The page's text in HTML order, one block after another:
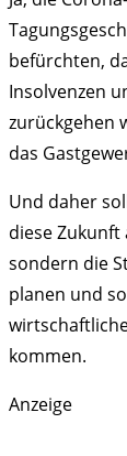
befürchten,
Insolvenzen
zurückgehen
das
Und daher
diese Zukunft
sondern die
planen und
kommen.
Anzeige